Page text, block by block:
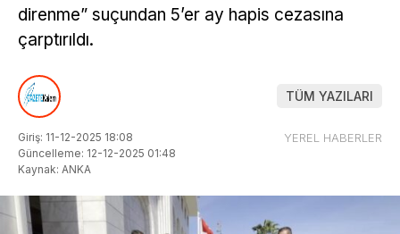
direnme” suçundan 5’er ay hapis cezasına
çarptırıldı.
TÜM YAZILARI
Giriş: 11-12-2025 18:08
Güncelleme: 12-12-2025 01:48
Kaynak: ANKA
YEREL HABERLER